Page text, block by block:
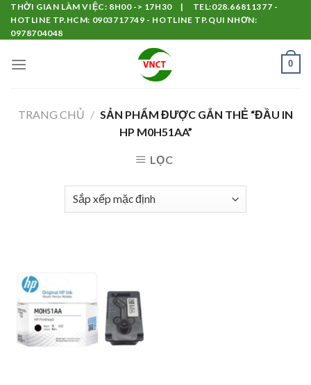
Skip
content
THỜI GIAN LÀM VIỆC: 8H00 -> 17H30 | TEL:028.66811377 -
HOTLINE TP.HCM: 0903717749 - HOTLINE TP.QUI NHƠN:
0978704048
0
TRANG CHỦ / SẢN PHẨM ĐƯỢC GẮN THẺ “ĐẦU IN
HP M0H51AA”
LỌC